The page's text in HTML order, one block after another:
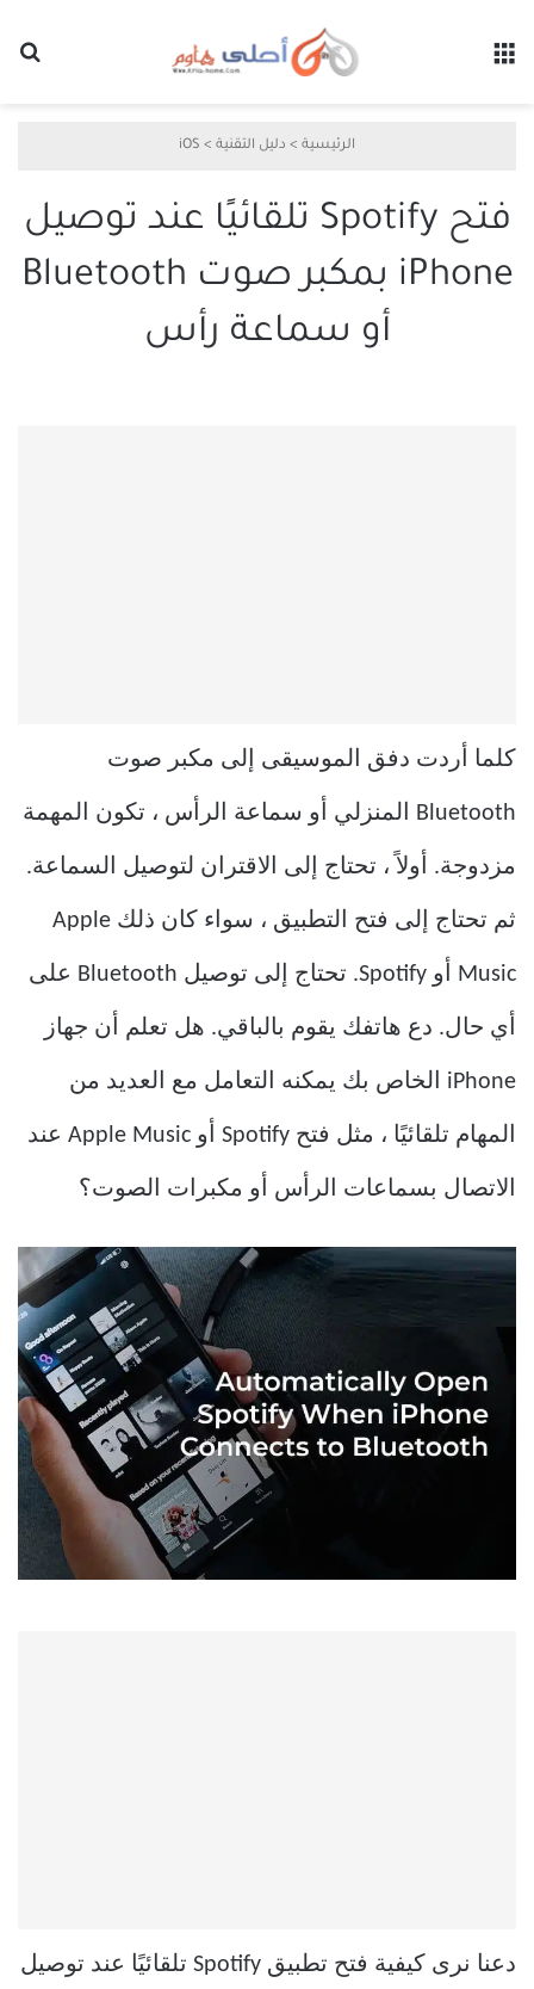
الرئيسية > دليل التقنية >
iOS
فتح Spotify تلقائيًا عند توصيل
iPhone بمكبر صوت Bluetooth
أو سماعة رأس
كلما أردت دفق الموسيقى إلى مكبر صوت
Bluetooth المنزلي أو سماعة الرأس ، تكون المهمة
مزدوجة. أولاً ، تحتاج إلى الاقتران لتوصيل السماعة.
ثم تحتاج إلى فتح التطبيق ، سواء كان ذلك Apple
Music أو Spotify. تحتاج إلى توصيل Bluetooth على
أي حال. دع هاتفك يقوم بالباقي. هل تعلم أن جهاز
iPhone الخاص بك يمكنه التعامل مع العديد من
المهام تلقائيًا ، مثل فتح Spotify أو Apple Music عند
الاتصال بسماعات الرأس أو مكبرات الصوت؟
دعنا نرى كيفية فتح تطبيق Spotify تلقائيًا عند توصيل